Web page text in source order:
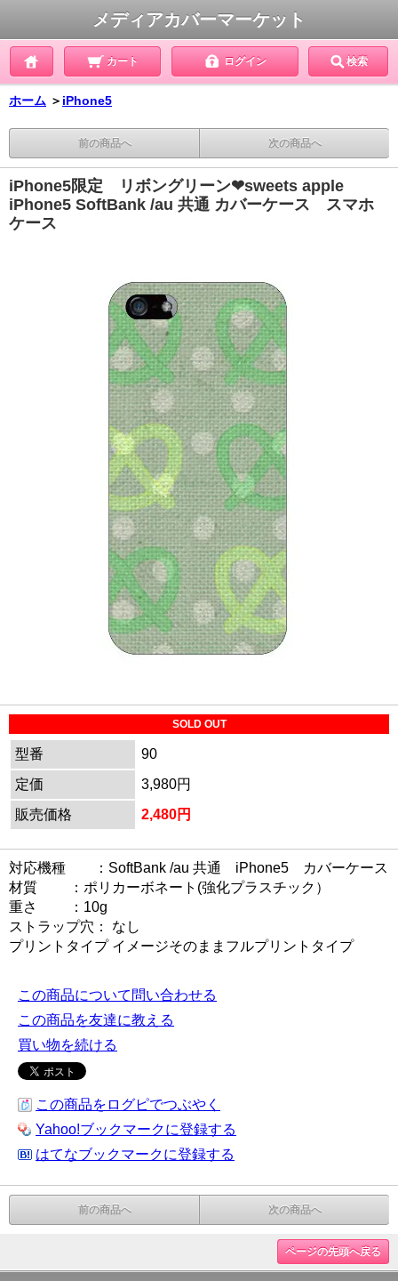
メディアカバーマーケット
カート ログイン 検索
ホーム ＞ iPhone5
前の商品へ 次の商品へ
iPhone5限定 リボングリーン❤sweets apple
iPhone5 SoftBank /au 共通 カバーケース スマホ
ケース
SOLD OUT
型番
90
定価
3,980円
販売価格
2,480円
対応機種 ：SoftBank /au 共通 iPhone5 カバーケース
材質 ：ポリカーボネート(強化プラスチック）
重さ ：10g
ストラップ穴： なし
プリントタイプ イメージそのままフルプリントタイプ
この商品について問い合わせる
この商品を友達に教える
買い物を続ける
この商品をログピでつぶやく
Yahoo!ブックマークに登録する
はてなブックマークに登録する
前の商品へ 次の商品へ
ページの先頭へ戻る